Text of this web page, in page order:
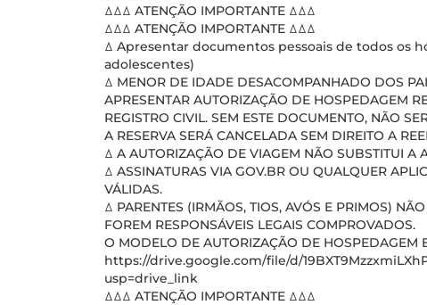
ꕔꕔꕔ ATENÇÃO IMPORTANTE ꕔꕔꕔ
ꕔꕔꕔ ATENÇÃO IMPORTANTE ꕔꕔꕔ
ꕔ Apresentar documentos pessoais de todos os
adolescentes)
ꕔ MENOR DE IDADE DESACOMPANHADO DOS
APRESENTAR AUTORIZAÇÃO DE HOSPEDAGEM
REGISTRO CIVIL. SEM ESTE DOCUMENTO, NÃO
A RESERVA SERÁ CANCELADA SEM DIREITO A
ꕔ A AUTORIZAÇÃO DE VIAGEM NÃO SUBSTITUI A
ꕔ ASSINATURAS VIA GOV.BR OU QUALQUER
VÁLIDAS.
ꕔ PARENTES (IRMÃOS, TIOS, AVÓS E PRIMOS)
FOREM RESPONSÁVEIS LEGAIS COMPROVADOS.
O MODELO DE AUTORIZAÇÃO DE HOSPEDAGEM
https://drive.google.com/file/d/
usp=drive_link
ꕔꕔꕔ ATENÇÃO IMPORTANTE ꕔꕔꕔ